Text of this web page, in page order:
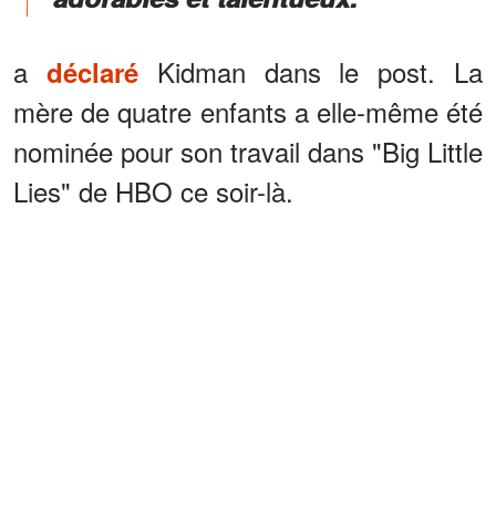
a déclaré Kidman dans le post. La
mère de quatre enfants a elle-même été
nominée pour son travail dans "Big Little
Lies" de HBO ce soir-là.